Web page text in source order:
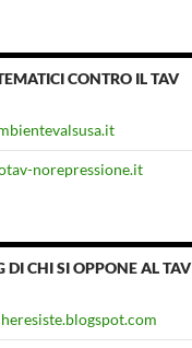
CONTRO IL TAV
norepressione.it
DI CHI SI OPPONE AL TAV